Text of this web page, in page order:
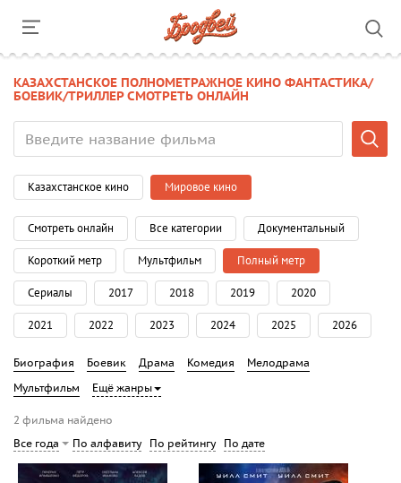
КАЗАХСТАНСКОЕ ПОЛНОМЕТРАЖНОЕ КИНО ФАНТАСТИКА/
БОЕВИК/ТРИЛЛЕР СМОТРЕТЬ ОНЛАЙН
Казахстанское кино Мировое кино
Смотреть онлайн Все категории Документальный
Короткий метр Мультфильм Полный метр
Сериалы 2017 2018 2019 2020
2021 2022 2023 2024 2025 2026
Биография Боевик Драма Комедия
Мелодрама
Мультфильм
Ещё жанры
2 фильма найдено
Все года
По алфавиту По рейтингу По дате